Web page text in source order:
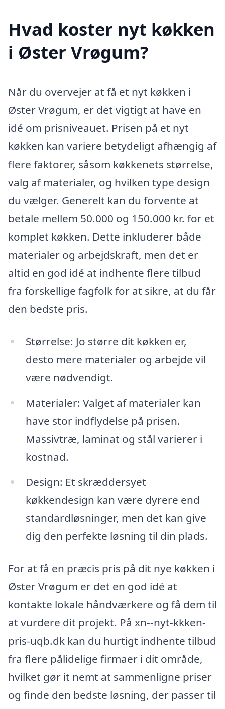
Hvad koster nyt køkken
i Øster Vrøgum?
Når du overvejer at få et nyt køkken i
Øster Vrøgum, er det vigtigt at have en
idé om prisniveauet. Prisen på et nyt
køkken kan variere betydeligt afhængig af
flere faktorer, såsom køkkenets størrelse,
valg af materialer, og hvilken type design
du vælger. Generelt kan du forvente at
betale mellem 50.000 og 150.000 kr. for et
komplet køkken. Dette inkluderer både
materialer og arbejdskraft, men det er
altid en god idé at indhente flere tilbud
fra forskellige fagfolk for at sikre, at du får
den bedste pris.
Størrelse: Jo større dit køkken er,
desto mere materialer og arbejde vil
være nødvendigt.
Materialer: Valget af materialer kan
have stor indflydelse på prisen.
Massivtræ, laminat og stål varierer i
kostnad.
Design: Et skræddersyet
køkkendesign kan være dyrere end
standardløsninger, men det kan give
dig den perfekte løsning til din plads.
For at få en præcis pris på dit nye køkken i
Øster Vrøgum er det en god idé at
kontakte lokale håndværkere og få dem til
at vurdere dit projekt. På xn--nyt-kkken-
pris-uqb.dk kan du hurtigt indhente tilbud
fra flere pålidelige firmaer i dit område,
hvilket gør it nemt at sammenligne priser
og finde den bedste løsning, der passer til